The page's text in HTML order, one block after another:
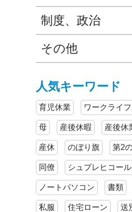
制度、政治
その他
人気キーワード
育児休業 ワークライ
母 産後休暇 産後休
産休 のぼり旗 第2
同僚 シュプレヒコール
ノートパソコン 書類
私服 住宅ローン 送